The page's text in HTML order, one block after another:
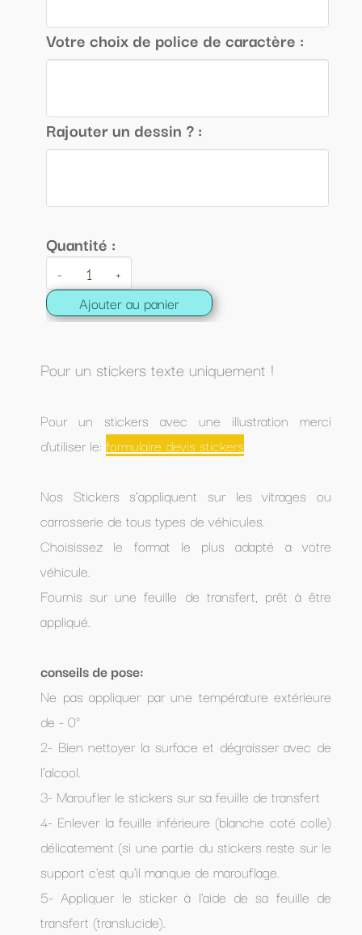
Votre choix de police de caractère :
Rajouter un dessin ? :
Quantité :
- +
Ajouter au panier
Pour un stickers texte uniquement !
Pour un stickers avec une illustration merci
d'utiliser le: formulaire devis stickers
Nos Stickers s’appliquent sur les vitrages ou
carrosserie de tous types de véhicules.
Choisissez le format le plus adapté a votre
véhicule.
Fournis sur une feuille de transfert, prêt à être
appliqué.
conseils de pose:
Ne pas appliquer par une température extérieure
de - 0°
2- Bien nettoyer la surface et dégraisser avec de
l’alcool.
3- Maroufler le stickers sur sa feuille de transfert
4- Enlever la feuille inférieure (blanche coté colle)
délicatement (si une partie du stickers reste sur le
support c'est qu'il manque de marouflage.
5- Appliquer le sticker à l'aide de sa feuille de
transfert (translucide).